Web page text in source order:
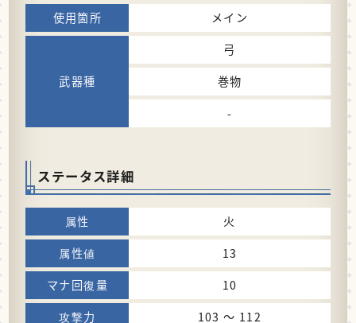
メイン
弓
巻物
-
ステータス詳細
火
13
10
103 〜 112